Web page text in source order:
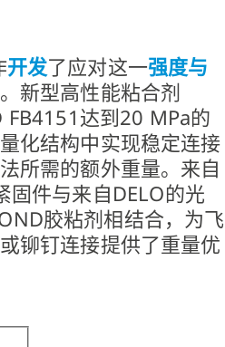
开发了应对这一强度与
。新型高性能粘合剂
FB4151达到20 MPa的
化结构中实现稳定连接
所需的额外重量。来自
固件与来自DELO的光
胶粘剂相结合，为飞
铆钉连接提供了重量优